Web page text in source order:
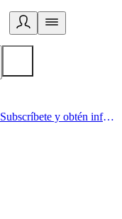
Acá comienza un estilo de vida saludable. Subscríbete y obtén información de primera mano